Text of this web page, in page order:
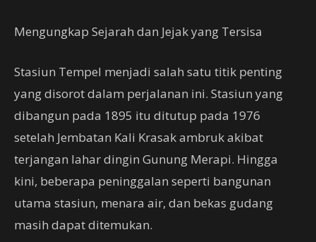
Mengungkap Sejarah dan Jejak yang Tersisa
Stasiun Tempel menjadi salah satu titik penting
yang disorot dalam perjalanan ini. Stasiun yang
dibangun pada 1895 itu ditutup pada 1976
setelah Jembatan Kali Krasak ambruk akibat
terjangan lahar dingin Gunung Merapi. Hingga
kini, beberapa peninggalan seperti bangunan
utama stasiun, menara air, dan bekas gudang
masih dapat ditemukan.